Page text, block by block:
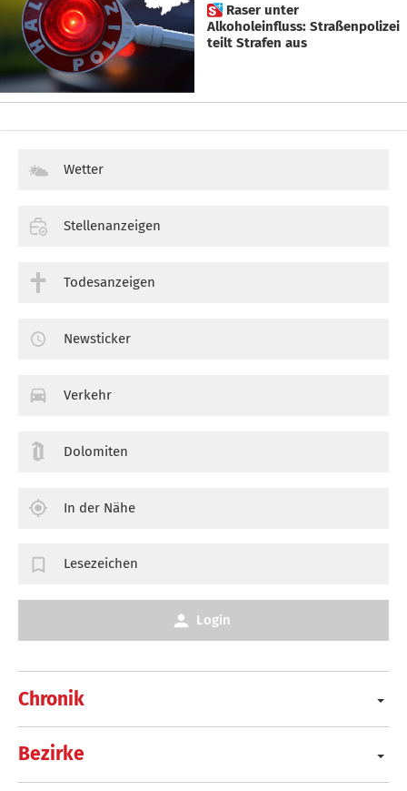
 Raser unter
Alkoholeinfluss: Straßenpolizei
teilt Strafen aus
Chronik
Bezirke
Wetter
Stellenanzeigen
Todesanzeigen
Newsticker
Verkehr
Dolomiten
In der Nähe
Lesezeichen
Login